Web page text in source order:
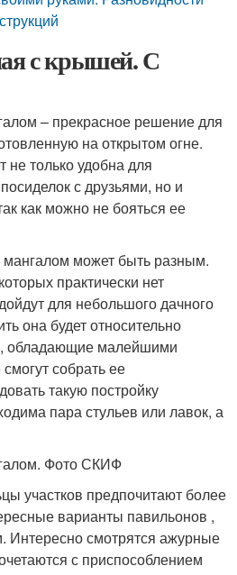
с крышей. С
– прекрасное решение для
на открытом огне.
не только удобна для
с друзьями, но и
как можно не бояться ее
может быть разным.
практически нет
для небольшого дачного
она будет относительно
обладающие малейшими
собрать ее
такую постройку
пара стульев или лавок, а
Фото СКИФ
участков предпочитают более
варианты павильонов ,
Интересно смотрятся ажурные
с приспособлением